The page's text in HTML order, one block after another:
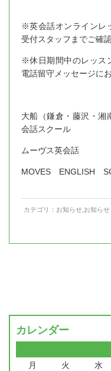
※英会話オンラインレ
受付スタッフまでご確
※休日期間中のレッス
電話留守メッセージに
大船（鎌倉・藤沢・湘
会話スクール
ムーヴス英会話
MOVES ENGLISH
カテゴリ： お知らせ お知らせ
カレンダー
月
火 水